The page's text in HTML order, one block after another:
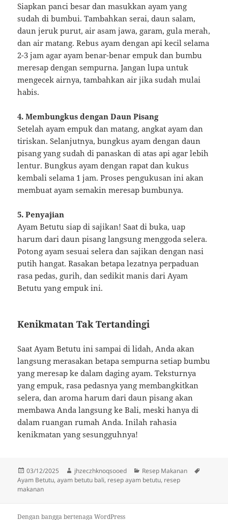
Siapkan panci besar dan masukkan ayam yang
sudah di bumbui. Tambahkan serai, daun salam,
daun jeruk purut, air asam jawa, garam, gula merah,
dan air matang. Rebus ayam dengan api kecil selama
2-3 jam agar ayam benar-benar empuk dan bumbu
meresap dengan sempurna. Jangan lupa untuk
mengecek airnya, tambahkan air jika sudah mulai
habis.
4. Membungkus dengan Daun Pisang
Setelah ayam empuk dan matang, angkat ayam dan
tiriskan. Selanjutnya, bungkus ayam dengan daun
pisang yang sudah di panaskan di atas api agar lebih
lentur. Bungkus ayam dengan rapat dan kukus
kembali selama 1 jam. Proses pengukusan ini akan
membuat ayam semakin meresap bumbunya.
5. Penyajian
Ayam Betutu siap di sajikan! Saat di buka, uap
harum dari daun pisang langsung menggoda selera.
Potong ayam sesuai selera dan sajikan dengan nasi
putih hangat. Rasakan betapa lezatnya perpaduan
rasa pedas, gurih, dan sedikit manis dari Ayam
Betutu yang empuk ini.
Kenikmatan Tak Tertandingi
Saat Ayam Betutu ini sampai di lidah, Anda akan
langsung merasakan betapa sempurna setiap bumbu
yang meresap ke dalam daging ayam. Teksturnya
yang empuk, rasa pedasnya yang membangkitkan
selera, dan aroma harum dari daun pisang akan
membawa Anda langsung ke Bali, meski hanya di
dalam ruangan rumah Anda. Inilah rahasia
kenikmatan yang sesungguhnya!
Diposkan
pada
03/12/2025 Penulis
jhzeczhknoqsooed Kategori
Resep Makanan
Ayam Betutu,ayam betutu bali, resep ayam betutu, resep
makanan
Dengan bangga bertenaga WordPress